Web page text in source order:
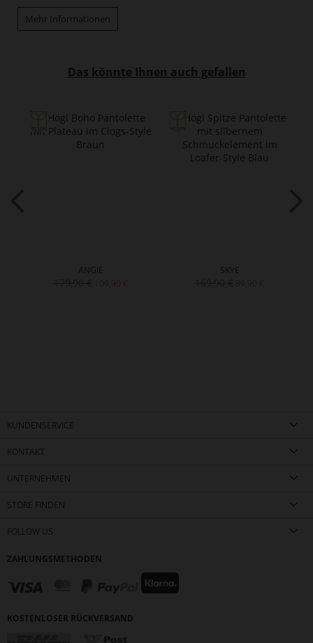
Mehr Informationen
Das könnte Ihnen auch gefallen
ANGIE SKYE
KUNDENSERVICE
KONTAKT
UNTERNEHMEN
STORE FINDEN
FOLLOW US
ZAHLUNGSMETHODEN
KOSTENLOSER RÜCKVERSAND